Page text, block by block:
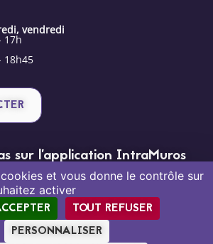
et vous donne le contrôle sur
activer
TOUT REFUSER
PERSONNALISER
vendredi
17h
18h45
sur l’application IntraMuros
Politique de confidentialité